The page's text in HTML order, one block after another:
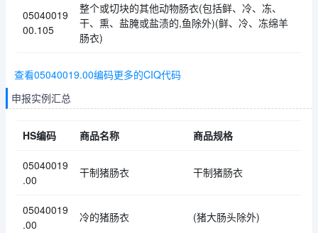
05040019
00.105
整个或切块的其他动物肠衣(包括鲜、冷、冻、
干、熏、盐腌或盐渍的,鱼除外)(鲜、冷、冻绵羊
肠衣)
查看05040019.00编码更多的CIQ代码
申报实例汇总
HS编码 商品名称 商品规格
05040019
.00
干制猪肠衣 干制猪肠衣
05040019
.00
冷的猪肠衣 (猪大肠头除外)